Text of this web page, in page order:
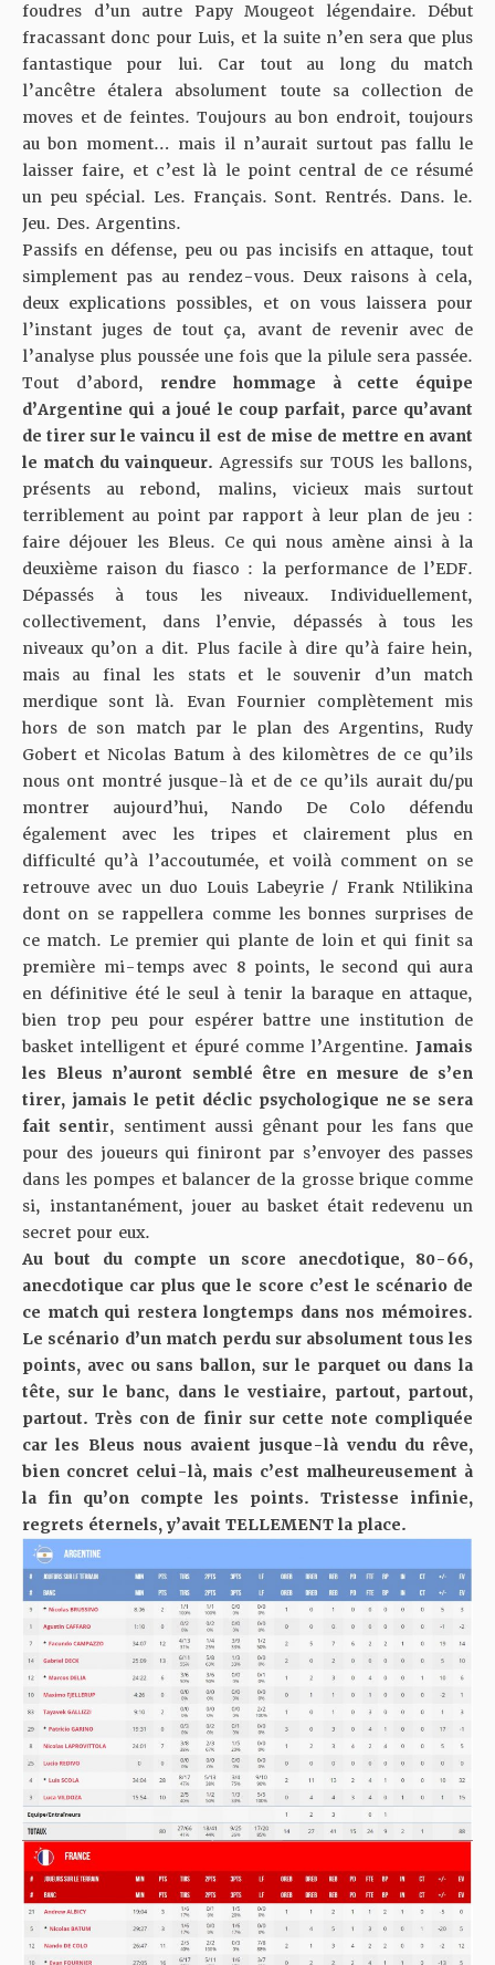
foudres d’un autre Papy Mougeot légendaire. Début
fracassant donc pour Luis, et la suite n’en sera que plus
fantastique pour lui. Car tout au long du match
l’ancêtre étalera absolument toute sa collection de
moves et de feintes. Toujours au bon endroit, toujours
au bon moment… mais il n’aurait surtout pas fallu le
laisser faire, et c’est là le point central de ce résumé
un peu spécial. Les. Français. Sont. Rentrés. Dans. le.
Jeu. Des. Argentins.
Passifs en défense, peu ou pas incisifs en attaque, tout
simplement pas au rendez-vous. Deux raisons à cela,
deux explications possibles, et on vous laissera pour
l’instant juges de tout ça, avant de revenir avec de
l’analyse plus poussée une fois que la pilule sera passée.
Tout d’abord, rendre hommage à cette équipe
d’Argentine qui a joué le coup parfait, parce qu’avant
de tirer sur le vaincu il est de mise de mettre en avant
le match du vainqueur. Agressifs sur TOUS les ballons,
présents au rebond, malins, vicieux mais surtout
terriblement au point par rapport à leur plan de jeu :
faire déjouer les Bleus. Ce qui nous amène ainsi à la
deuxième raison du fiasco : la performance de l’EDF.
Dépassés à tous les niveaux. Individuellement,
collectivement, dans l’envie, dépassés à tous les
niveaux qu’on a dit. Plus facile à dire qu’à faire hein,
mais au final les stats et le souvenir d’un match
merdique sont là. Evan Fournier complètement mis
hors de son match par le plan des Argentins, Rudy
Gobert et Nicolas Batum à des kilomètres de ce qu’ils
nous ont montré jusque-là et de ce qu’ils aurait du/pu
montrer aujourd’hui, Nando De Colo défendu
également avec les tripes et clairement plus en
difficulté qu’à l’accoutumée, et voilà comment on se
retrouve avec un duo Louis Labeyrie / Frank Ntilikina
dont on se rappellera comme les bonnes surprises de
ce match. Le premier qui plante de loin et qui finit sa
première mi-temps avec 8 points, le second qui aura
en définitive été le seul à tenir la baraque en attaque,
bien trop peu pour espérer battre une institution de
basket intelligent et épuré comme l’Argentine. Jamais
les Bleus n’auront semblé être en mesure de s’en
tirer, jamais le petit déclic psychologique ne se sera
fait sentir, sentiment aussi gênant pour les fans que
pour des joueurs qui finiront par s’envoyer des passes
dans les pompes et balancer de la grosse brique comme
si, instantanément, jouer au basket était redevenu un
secret pour eux.
Au bout du compte un score anecdotique, 80-66,
anecdotique car plus que le score c’est le scénario de
ce match qui restera longtemps dans nos mémoires.
Le scénario d’un match perdu sur absolument tous les
points, avec ou sans ballon, sur le parquet ou dans la
tête, sur le banc, dans le vestiaire, partout, partout,
partout. Très con de finir sur cette note compliquée
car les Bleus nous avaient jusque-là vendu du rêve,
bien concret celui-là, mais c’est malheureusement à
la fin qu’on compte les points. Tristesse infinie,
regrets éternels, y’avait TELLEMENT la place.